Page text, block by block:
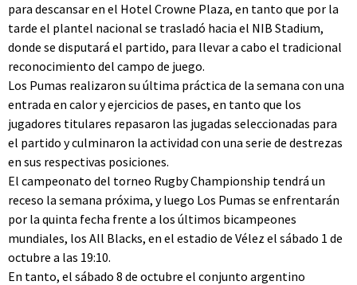
para descansar en el Hotel Crowne Plaza, en tanto que por la
tarde el plantel nacional se trasladó hacia el NIB Stadium,
donde se disputará el partido, para llevar a cabo el tradicional
reconocimiento del campo de juego.
Los Pumas realizaron su última práctica de la semana con una
entrada en calor y ejercicios de pases, en tanto que los
jugadores titulares repasaron las jugadas seleccionadas para
el partido y culminaron la actividad con una serie de destrezas
en sus respectivas posiciones.
El campeonato del torneo Rugby Championship tendrá un
receso la semana próxima, y luego Los Pumas se enfrentarán
por la quinta fecha frente a los últimos bicampeones
mundiales, los All Blacks, en el estadio de Vélez el sábado 1 de
octubre a las 19:10.
En tanto, el sábado 8 de octubre el conjunto argentino